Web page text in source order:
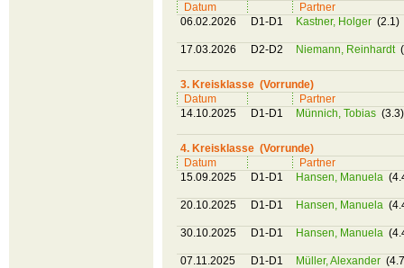
Datum
Partner
06.02.2026
D1-D1 Kastner, Holger (2.1)
17.03.2026 D2-D2 Niemann, Reinhardt
3. Kreisklasse (Vorrunde)
Datum
Partner
14.10.2025
D1-D1 Münnich, Tobias (3.3)
4. Kreisklasse (Vorrunde)
Datum
Partner
15.09.2025
D1-D1 Hansen, Manuela
20.10.2025 D1-D1 Hansen, Manuela
30.10.2025 D1-D1 Hansen, Manuela
07.11.2025 D1-D1 Müller, Alexander